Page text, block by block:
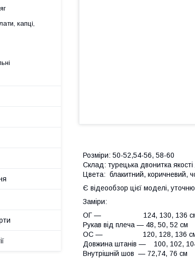
Розміри: 50-52,54-56, 58-60
Склад: турецька двонитка
Цвета: блакитний, коричневий,
Є відеообзор цієї моделі,
Заміри:
ОГ — 124, 130, 136
Рукав від плеча — 48, 50, 52 см
ОС — 120, 128, 136
Довжина штанів — 100, 102,
Внутрішній шов — 72,74, 76 см
капці,